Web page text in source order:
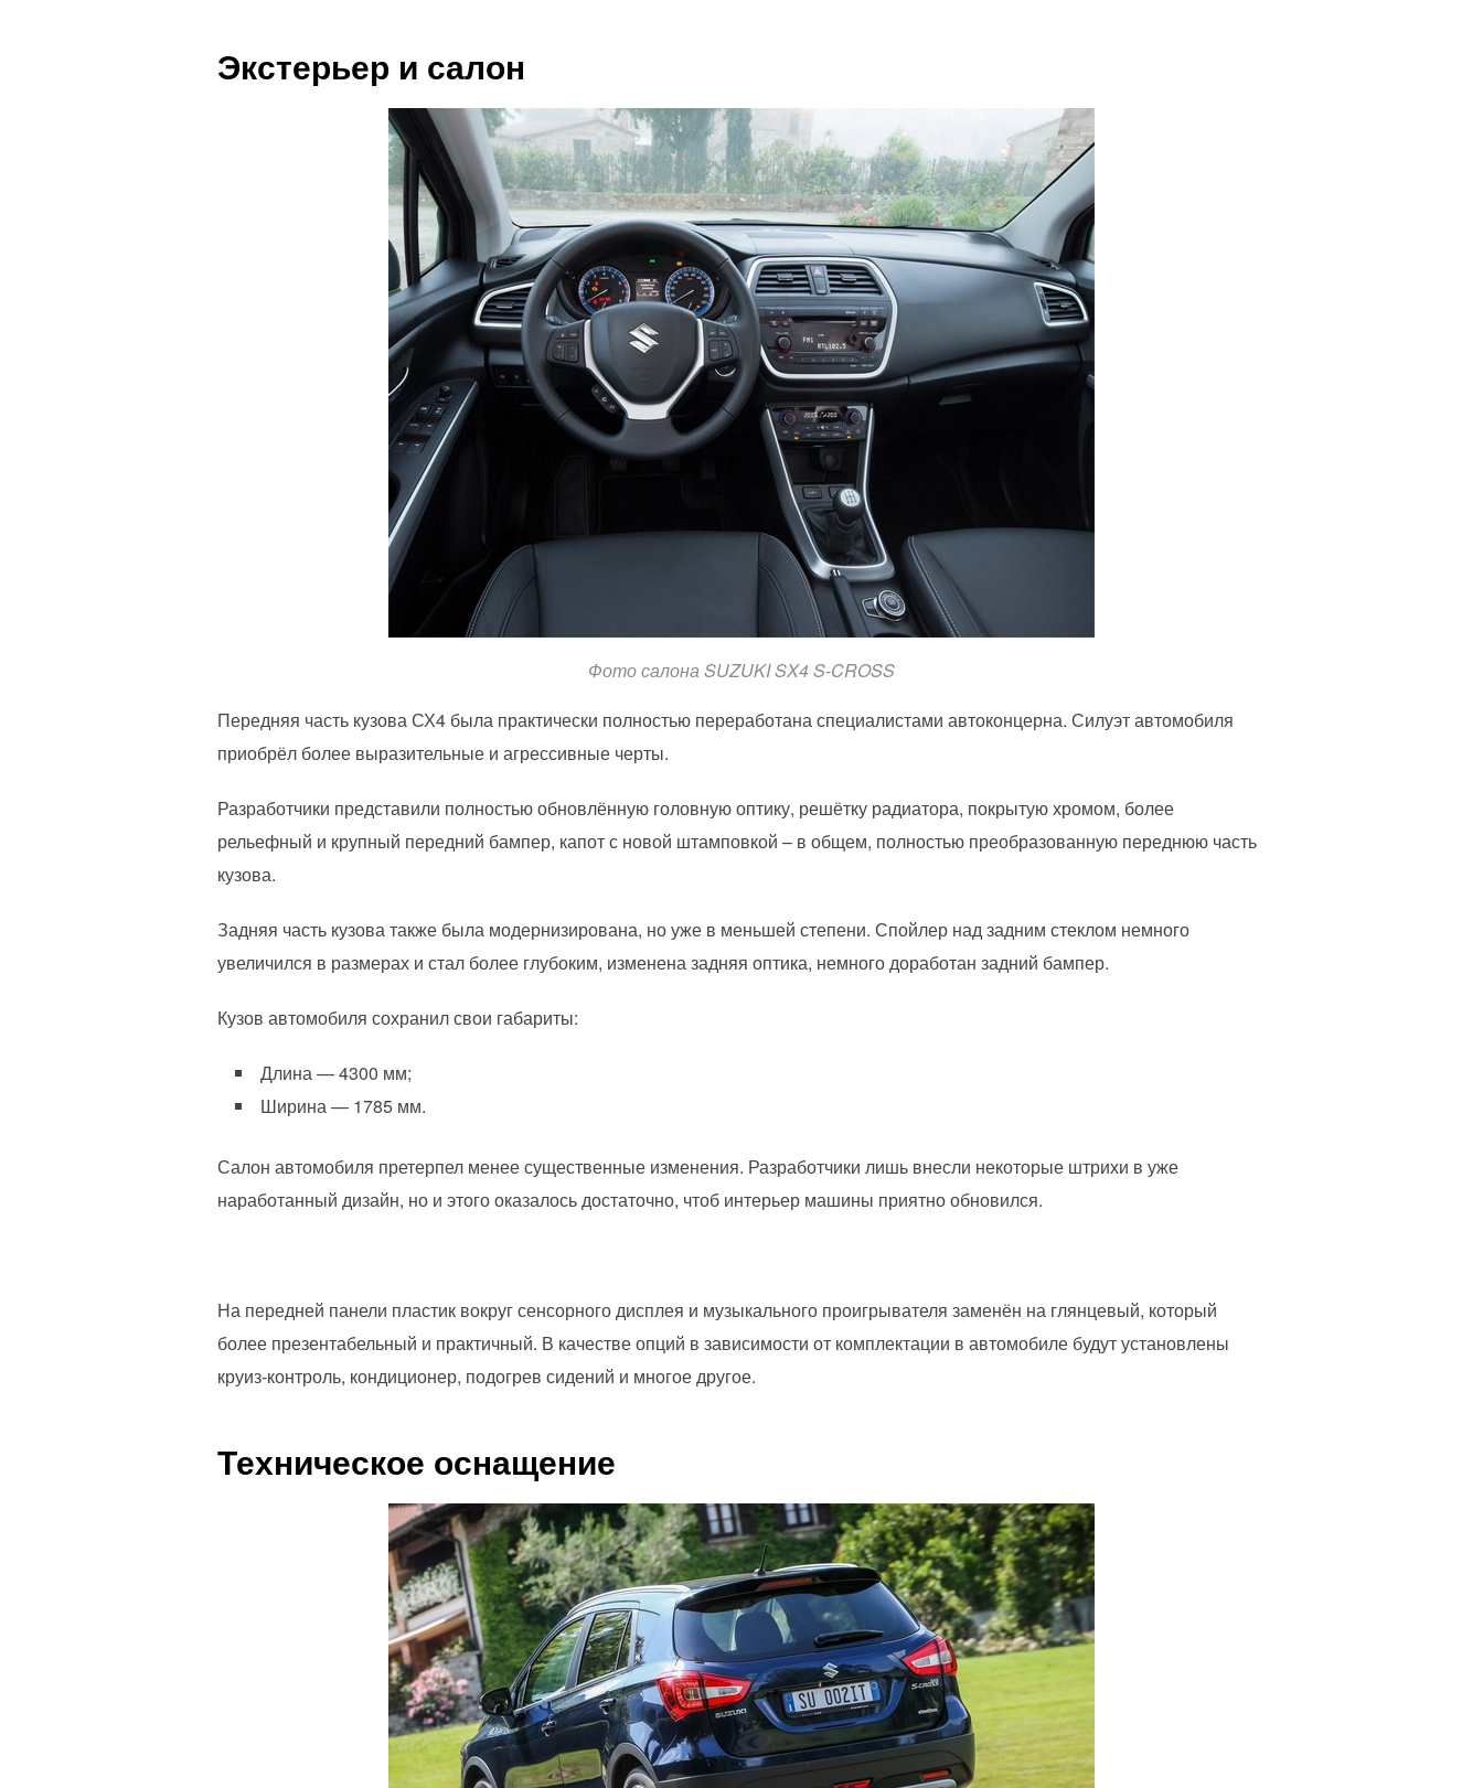
Экстерьер и салон
Фото салона SUZUKI SX4 S-CROSS
Передняя часть кузова СХ4 была практически полностью переработана специалистами автоконцерна. Силуэт автомобиля
приобрёл более выразительные и агрессивные черты.
Разработчики представили полностью обновлённую головную оптику, решётку радиатора, покрытую хромом, более
рельефный и крупный передний бампер, капот с новой штамповкой – в общем, полностью преобразованную переднюю часть
кузова.
Задняя часть кузова также была модернизирована, но уже в меньшей степени. Спойлер над задним стеклом немного
увеличился в размерах и стал более глубоким, изменена задняя оптика, немного доработан задний бампер.
Кузов автомобиля сохранил свои габариты:
Длина — 4300 мм;
Ширина — 1785 мм.
Салон автомобиля претерпел менее существенные изменения. Разработчики лишь внесли некоторые штрихи в уже
наработанный дизайн, но и этого оказалось достаточно, чтоб интерьер машины приятно обновился.
На передней панели пластик вокруг сенсорного дисплея и музыкального проигрывателя заменён на глянцевый, который
более презентабельный и практичный. В качестве опций в зависимости от комплектации в автомобиле будут установлены
круиз-контроль, кондиционер, подогрев сидений и многое другое.
Техническое оснащение